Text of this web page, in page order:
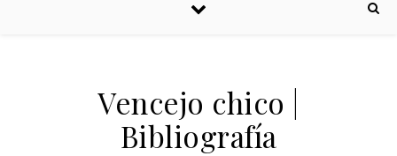
Vencejo chico |
Bibliografía